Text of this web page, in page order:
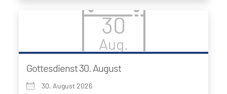
30
Aug.
Gottesdienst 30. August
30. August 2026